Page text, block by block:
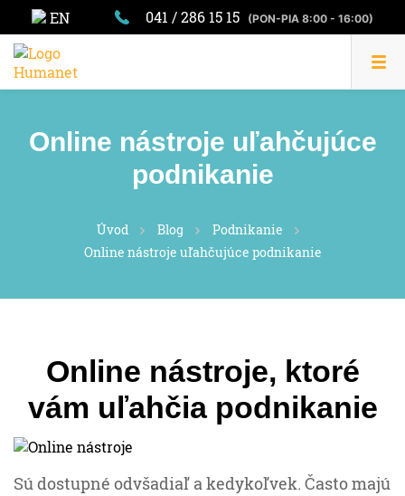
EN 041 / 286 15 15 (PON-PIA 8:00 - 16:00)
Online nástroje uľahčujúce
podnikanie
Úvod Blog
Podnikanie
Online nástroje uľahčujúce podnikanie
Online nástroje, ktoré
vám uľahčia podnikanie
Sú dostupné odvšadiaľ a kedykoľvek. Často majú